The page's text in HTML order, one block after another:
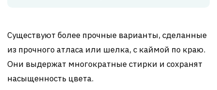
Существуют более прочные варианты, сделанные
из прочного атласа или шелка, с каймой по краю.
Они выдержат многократные стирки и сохранят
насыщенность цвета.